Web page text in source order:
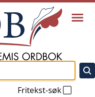
Fritekst-søk